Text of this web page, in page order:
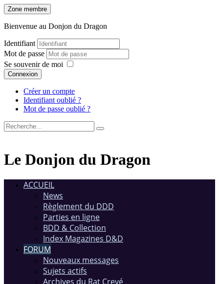
Zone membre
Bienvenue au Donjon du Dragon
Identifiant
Mot de passe
Se souvenir de moi
Connexion
Créer un compte
Identifiant oublié ?
Mot de passe oublié ?
Le Donjon du Dragon
ACCUEIL
News
Règlement du DDD
Parties en ligne
BDD & Collection
Index Magazines D&D
FORUM
Nouveaux messages
Sujets actifs
Archives du Rat Crevé